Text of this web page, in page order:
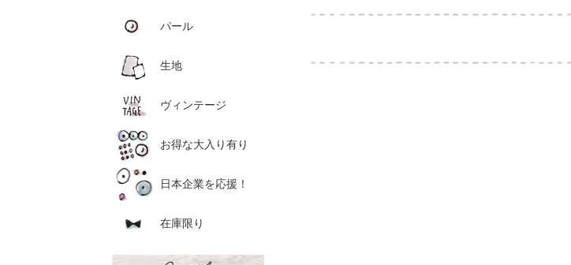
パール
生地
ヴィンテージ
お得な大入り有り
日本企業を応援！
在庫限り